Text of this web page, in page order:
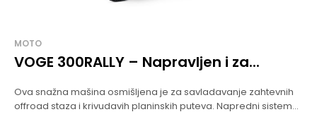
MOTO
VOGE 300RALLY – Napravljen i za...
Ova snažna mašina osmišljena je za savladavanje zahtevnih
offroad staza i krivudavih planinskih puteva. Napredni sistem...